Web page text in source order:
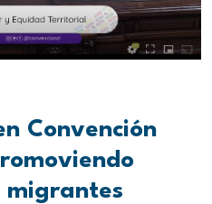
Convención
migrantes